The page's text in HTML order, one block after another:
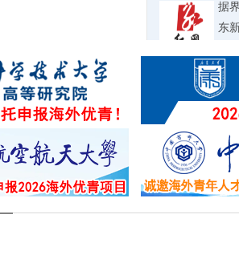
据
东
《科学时评》
微过重罚要
议
离
分钟等十余次“
严重违纪、单方